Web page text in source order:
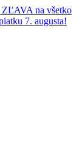
na všetko
7. augusta!